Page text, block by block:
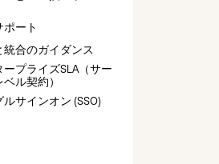
ート
統合のガイダンス
ープライズSLA（サー
ル契約）
ルサインオン (SSO)